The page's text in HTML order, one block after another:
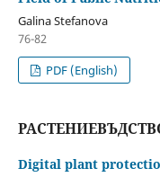
Galina Stefanova
76-82
PDF (English)
Digital plant